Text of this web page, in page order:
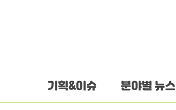
기획&이슈 분야별 뉴스